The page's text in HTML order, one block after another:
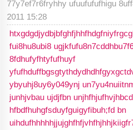
77y7ef7r6fryhhy ufuufufufhigu
2011 15:28
fui8hu8ubi8
8fdhufyfhtyfufhuyf
ybyuhj8uy6y049ynj
junhjvbau ujdjfbn
hfbdfhuhgfsduyfguigyfibuh;fd bn